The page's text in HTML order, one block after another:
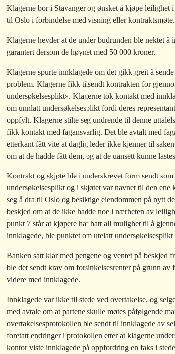
Klagerne bor i Stavanger og ønsket å kjøpe leilighet
til Oslo i forbindelse med visning eller kontraktsmøte.
Klagerne hevder at de under budrunden ble nektet
garantert dersom de høynet med 50 000 kroner.
Klagerne spurte innklagede om det gikk greit å
problem. Klagerne fikk tilsendt kontrakten for
undersøkelsesplikt». Klagerne tok kontakt med
om unnlatt undersøkelsesplikt fordi deres
oppfylt. Klagerne stilte seg undrende til denne
fikk kontakt med fagansvarlig. Det ble avtalt med
etterkant fått vite at daglig leder ikke kjenner til
om at de hadde fått dem, og at de uansett kunne
Kontrakt og skjøte ble i underskrevet form sendt
undersøkelsesplikt og i skjøtet var navnet til den
seg å dra til Oslo og besiktige eiendommen på nytt
beskjed om at de ikke hadde noe i nærheten av
punkt 7 står at kjøpere har hatt all mulighet til å
innklagede, ble punktet om utelatt undersøkelsesplikt
Banken satt klar med pengene og ventet på beskjed
ble det sendt krav om forsinkelsesrenter på grunn
videre med innklagede.
Innklagede var ikke til stede ved overtakelse, og
med avtale om at partene skulle møtes påfølgende
overtakelsesprotokollen ble sendt til innklagede av
foretatt endringer i protokollen etter at klagerne
kontor viste innklagede på oppfordring en faks i